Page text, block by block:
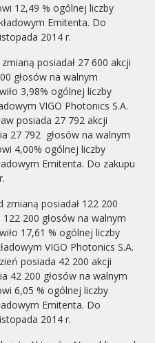
12,49 % ogólnej liczby
Emitenta. Do
2014 r.
posiadał 27 600 akcji
głosów na walnym
3,98% ogólnej liczby
VIGO Photonics S.A.
posiada 27 792 akcji
27 792 głosów na walnym
4,00% ogólnej liczby
Emitenta. Do zakupu
zmianą posiadał 122 200
122 200 głosów na walnym
17,61 % ogólnej liczby
VIGO Photonics S.A.
posiada 42 200 akcji
42 200 głosów na walnym
6,05 % ogólnej liczby
Emitenta. Do
2014 r.